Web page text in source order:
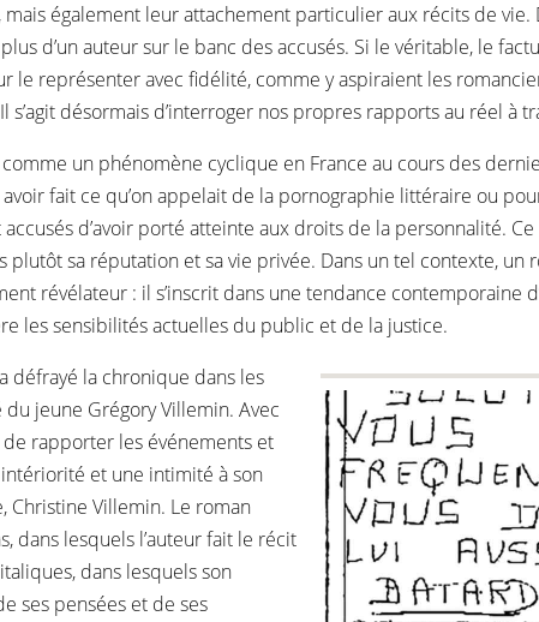
également leur attachement particulier aux récits de
d’un auteur sur le banc des accusés. Si le véritable, le
le représenter avec fidélité, comme y aspiraient les
désormais d’interroger nos propres rapports au réel à
un phénomène cyclique en France au cours des
fait ce qu’on appelait de la pornographie littéraire ou
d’avoir porté atteinte aux droits de la personnalité.
sa réputation et sa vie privée. Dans un tel contexte, un
révélateur : il s’inscrit dans une tendance
les sensibilités actuelles du public et de la justice.
défrayé la chronique dans les
jeune Grégory Villemin. Avec
rapporter les événements et
et une intimité à son
Christine Villemin. Le roman
dans lesquels l’auteur fait le récit
dans lesquels son
ses pensées et de ses